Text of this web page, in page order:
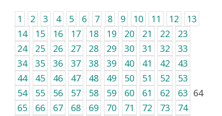
1 2 3 4 5 6 7 8 9 10 11 12
13
14
15 16 17 18 19 20 21 22
23
24
25 26 27 28 29 30 31 32
33
34
35 36 37 38 39 40 41 42
43
44
45 46 47 48 49 50 51 52
53
54
55 56 57 58 59 60 61 62 63 64
65
66 67 68 69 70 71 72 73
74